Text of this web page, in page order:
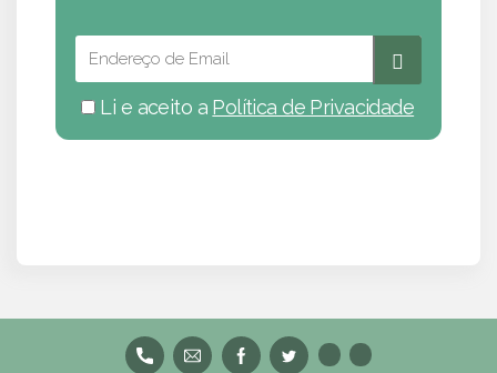
Li e aceito a Política de Privacidade